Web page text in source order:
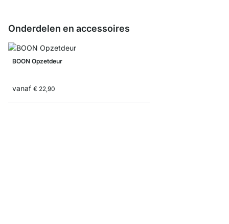
Onderdelen en accessoires
BOON Opzetdeur
vanaf € 22,90